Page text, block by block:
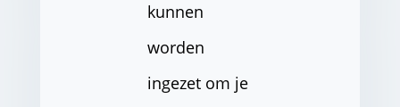
kunnen
worden
ingezet om je